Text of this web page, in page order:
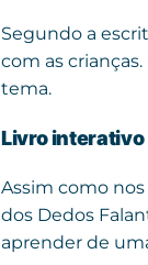
Segundo a
com as
tema.
Livro interativo
Assim como
dos Dedos
aprender de